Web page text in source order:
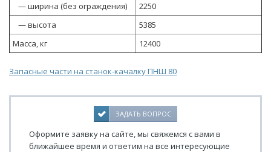
— ширина (без ограждения)
2250
— высота
5385
Масса, кг
12400
Запасные части на станок-качалку ПНШ 80
ЗАДАТЬ ВОПРОС
Оформите заявку на сайте, мы свяжемся с вами в
ближайшее время и ответим на все интересующие